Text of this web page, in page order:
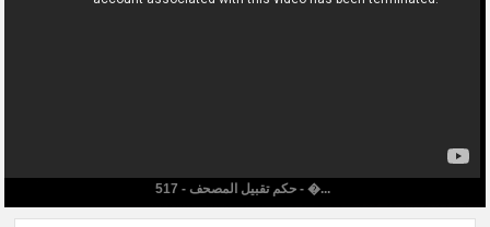
517 - حكم تقبيل المصحف - �...